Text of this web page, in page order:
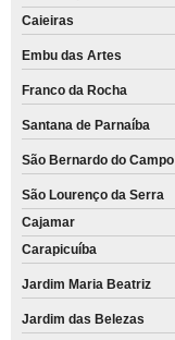
Caieiras
Embu das Artes
Franco da Rocha
Santana de Parnaíba
São Bernardo do Campo
São Lourenço da Serra
Cajamar
Carapicuíba
Jardim Maria Beatriz
Jardim das Belezas